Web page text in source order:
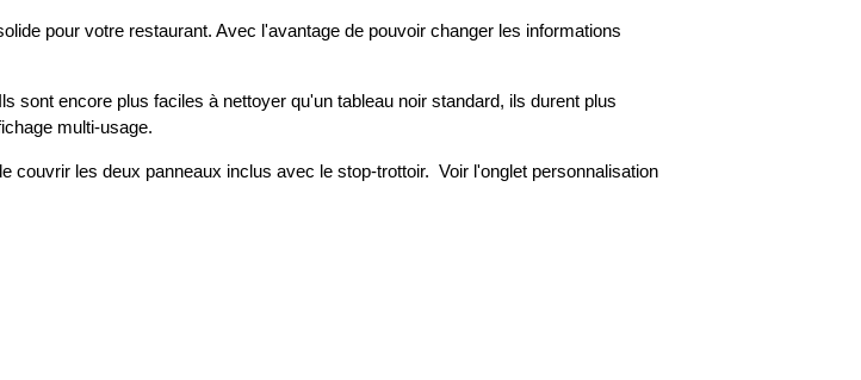
pour votre restaurant. Avec l'avantage de pouvoir changer les informations
encore plus faciles à nettoyer qu'un tableau noir standard, ils durent plus
multi-usage.
couvrir les deux panneaux inclus avec le stop-trottoir. Voir l'onglet personnalisation